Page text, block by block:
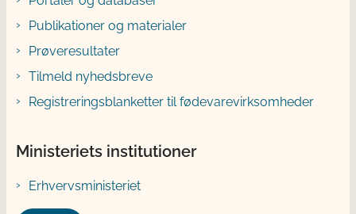
Publikationer og materialer
Prøveresultater
Tilmeld nyhedsbreve
Registreringsblanketter til fødevarevirksomheder
Ministeriets institutioner
Erhvervsministeriet